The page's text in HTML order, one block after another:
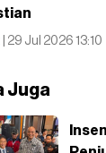
| 29 Jul 2026 13:10
Juga